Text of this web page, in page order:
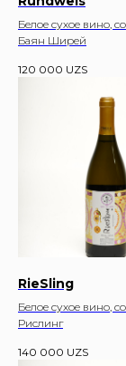
Белое сухое вино,
Баян Ширей
120 000 UZS
RieSling
Белое сухое вино,
Рислинг
140 000 UZS